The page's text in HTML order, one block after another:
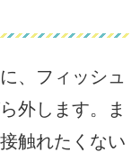
、フィッシュ
外します。ま
触れたくない